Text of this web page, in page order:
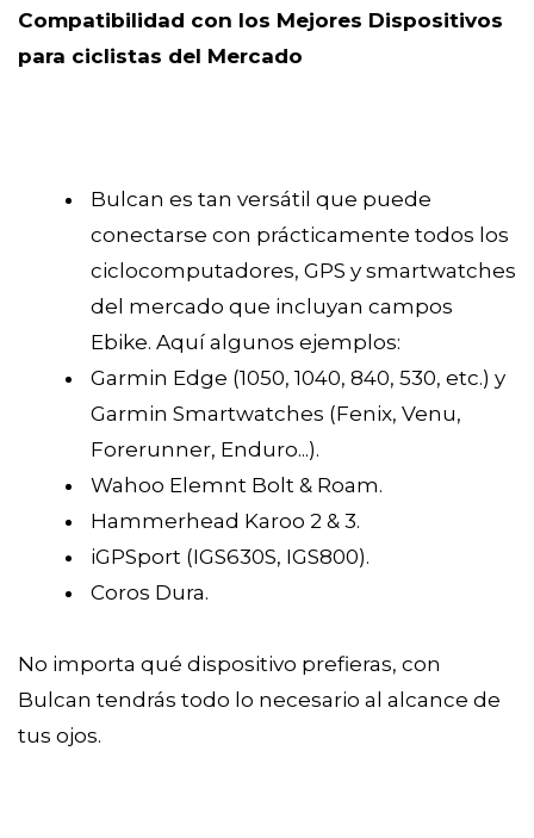
Compatibilidad con los Mejores Dispositivos
para ciclistas del Mercado
Bulcan es tan versátil que puede
conectarse con prácticamente todos los
ciclocomputadores, GPS y smartwatches
del mercado que incluyan campos
Ebike. Aquí algunos ejemplos:
Garmin Edge (1050, 1040, 840, 530, etc.) y
Garmin Smartwatches (Fenix, Venu,
Forerunner, Enduro...).
Wahoo Elemnt Bolt & Roam.
Hammerhead Karoo 2 & 3.
iGPSport (IGS630S, IGS800).
Coros Dura.
No importa qué dispositivo prefieras, con
Bulcan tendrás todo lo necesario al alcance de
tus ojos.